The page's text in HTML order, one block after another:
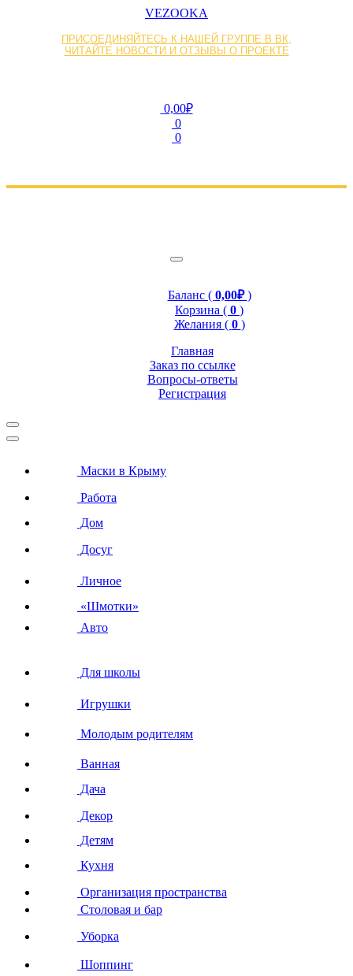
VEZOOKA
ПРИСОЕДИНЯЙТЕСЬ К НАШЕЙ ГРУППЕ В ВК,
ЧИТАЙТЕ НОВОСТИ И ОТЗЫВЫ О ПРОЕКТЕ
0,00₽
0
0
Баланс ( 0,00₽)
Корзина ( 0 )
Желания ( 0 )
Главная
Заказ по ссылке
Вопросы-ответы
Регистрация
Маски в Крыму
Работа
Дом
Досуг
Личное
«Шмотки»
Авто
Для школы
Игрушки
Молодым родителям
Ванная
Дача
Декор
Детям
Кухня
Организация пространства
Столовая и бар
Уборка
Шоппинг